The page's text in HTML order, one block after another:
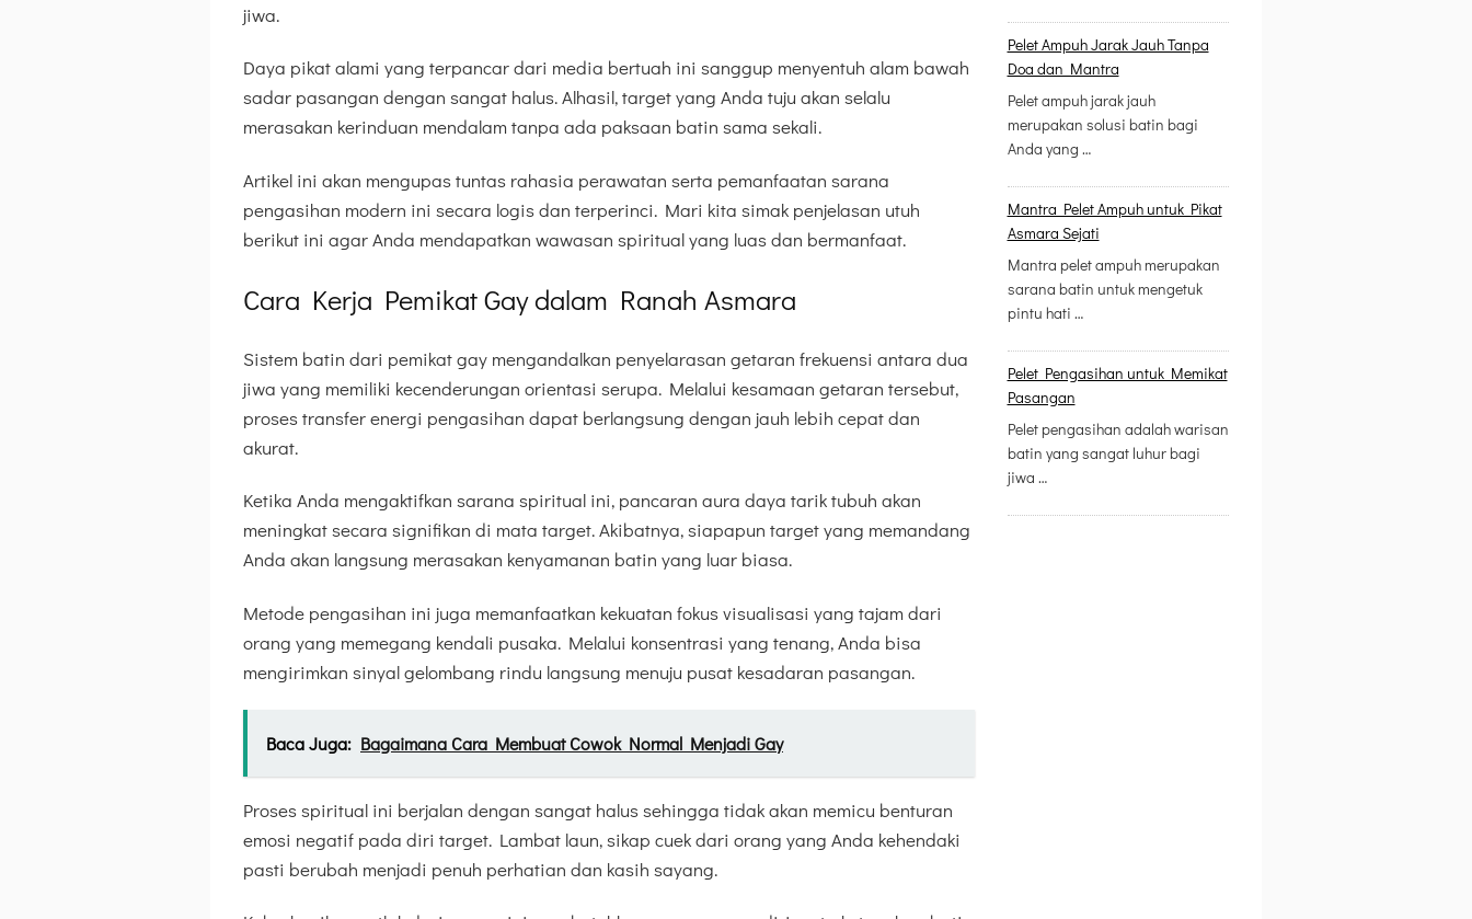
jiwa.
Daya pikat alami yang terpancar dari media bertuah ini sanggup menyentuh alam bawah
sadar pasangan dengan sangat halus. Alhasil, target yang Anda tuju akan selalu
merasakan kerinduan mendalam tanpa ada paksaan batin sama sekali.
Artikel ini akan mengupas tuntas rahasia perawatan serta pemanfaatan sarana
pengasihan modern ini secara logis dan terperinci. Mari kita simak penjelasan utuh
berikut ini agar Anda mendapatkan wawasan spiritual yang luas dan bermanfaat.
Cara Kerja Pemikat Gay dalam Ranah Asmara
Sistem batin dari pemikat gay mengandalkan penyelarasan getaran frekuensi antara dua
jiwa yang memiliki kecenderungan orientasi serupa. Melalui kesamaan getaran tersebut,
proses transfer energi pengasihan dapat berlangsung dengan jauh lebih cepat dan
akurat.
Ketika Anda mengaktifkan sarana spiritual ini, pancaran aura daya tarik tubuh akan
meningkat secara signifikan di mata target. Akibatnya, siapapun target yang memandang
Anda akan langsung merasakan kenyamanan batin yang luar biasa.
Metode pengasihan ini juga memanfaatkan kekuatan fokus visualisasi yang tajam dari
orang yang memegang kendali pusaka. Melalui konsentrasi yang tenang, Anda bisa
mengirimkan sinyal gelombang rindu langsung menuju pusat kesadaran pasangan.
Baca Juga: Bagaimana Cara Membuat Cowok Normal Menjadi Gay
Proses spiritual ini berjalan dengan sangat halus sehingga tidak akan memicu benturan
emosi negatif pada diri target. Lambat laun, sikap cuek dari orang yang Anda kehendaki
pasti berubah menjadi penuh perhatian dan kasih sayang.
Pelet Ampuh Jarak Jauh Tanpa
Doa dan Mantra
Pelet ampuh jarak jauh
merupakan solusi batin bagi
Anda yang …
Mantra Pelet Ampuh untuk Pikat
Asmara Sejati
Mantra pelet ampuh merupakan
sarana batin untuk mengetuk
pintu hati …
Pelet Pengasihan untuk Memikat
Pasangan
Pelet pengasihan adalah warisan
batin yang sangat luhur bagi
jiwa …